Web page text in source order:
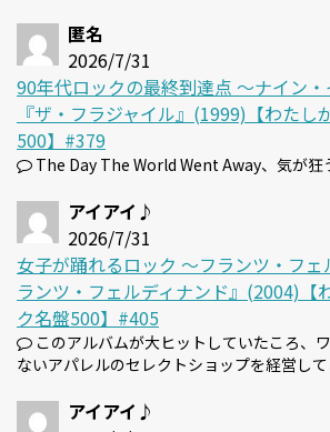
匿名
2026/7/31
90年代ロックの最終到達点 〜ナイン
『ザ・フラジャイル』(1999)【わたし
500】#379
The Day The World Went Away、気が狂
アイアイ♪
2026/7/31
女子が踊れるロック 〜フランツ・フェ
ランツ・フェルディナンド』(2004)【
ク名盤500】#405
このアルバムが大ヒットしていたころ、
ないアパレルのセレクトショップを経営して
アイアイ♪